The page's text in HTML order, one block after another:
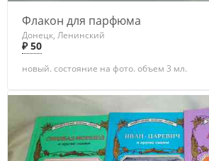
Флакон для парфюма
Донецк, Ленинский
₽ 50
новый. состояние на фото. объем 3 мл.